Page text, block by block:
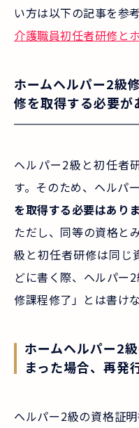
い方は以下の記事を参
介護職員初任者研修と
ホームヘルパー2級
修を取得する必要が
ヘルパー2級と初任者
す。そのため、ヘルパ
を取得する必要はあり
ただし、同等の資格と
級と初任者研修は同じ
どに書く際、ヘルパー
修課程修了」とは書け
ホームヘルパー2
まった場合、再発
ヘルパー2級の資格証明